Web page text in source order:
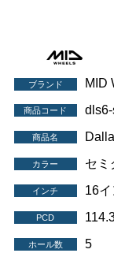
ブランド MID
商品コード
商品名
カラー セミ
インチ 16
PCD
ホール数 5